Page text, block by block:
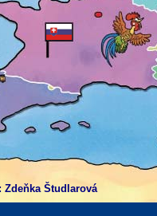
Zdeňka Študlarová